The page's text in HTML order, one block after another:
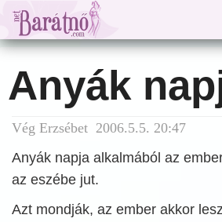
Anyák
Vég Erzsébet 2006.5.5. 20:47
Anyák napja alkalmából az
az eszébe jut.
Azt mondják, az ember akkor